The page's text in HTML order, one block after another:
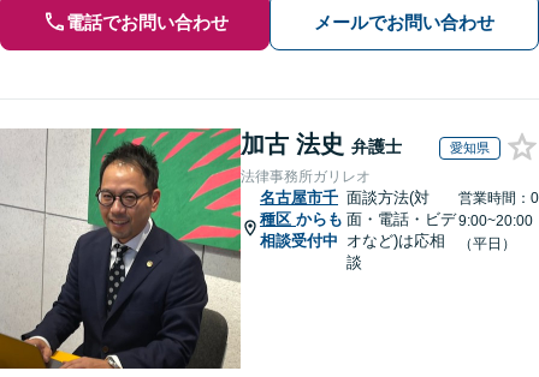
電話でお問い合わせ メールでお問い合わせ
加古 法史 弁護士 愛知県
法律事務所ガリレオ
名古屋市千
種区 からも
相談受付中
面談方法(対
面・電話・ビデ
オなど)は応相
談
営業時間：0
9:00~20:00
（平日）